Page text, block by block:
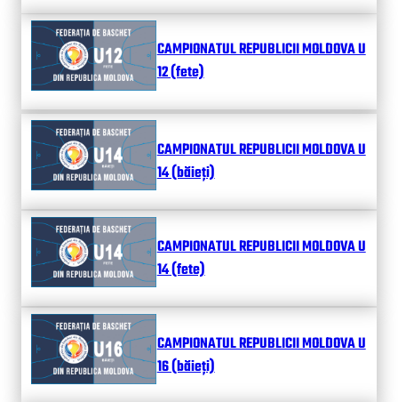
CAMPIONATUL REPUBLICII MOLDOVA U
12 (fete)
CAMPIONATUL REPUBLICII MOLDOVA U
14 (băieți)
CAMPIONATUL REPUBLICII MOLDOVA U
14 (fete)
CAMPIONATUL REPUBLICII MOLDOVA U
16 (băieți)